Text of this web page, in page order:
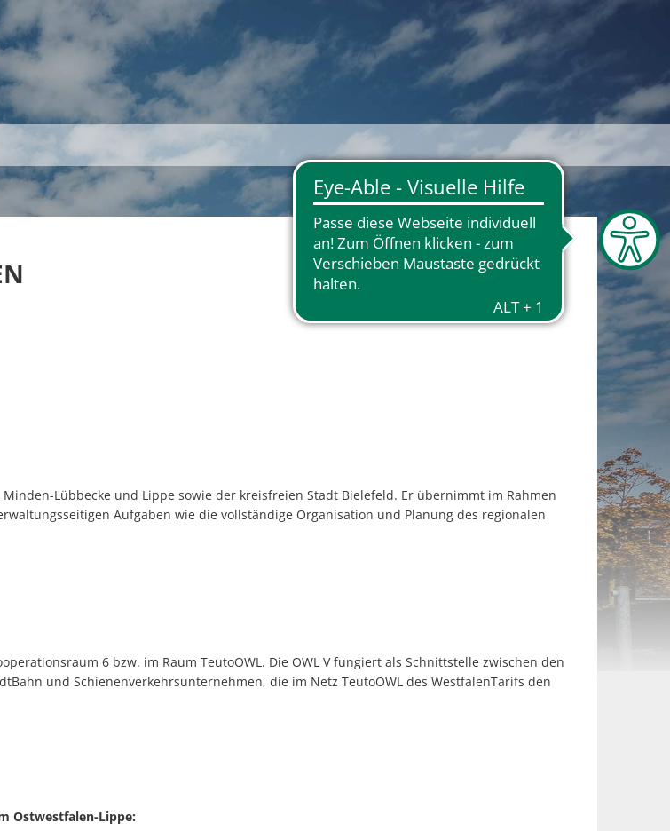
UNSER KREIS KARRIERE
Lübbecke und Lippe sowie der kreisfreien Stadt Bielefeld. Er übernimmt im Rahmen
Aufgaben wie die vollständige Organisation und Planung des regionalen
6 bzw. im Raum TeutoOWL. Die OWL V fungiert als Schnittstelle zwischen den
und Schienenverkehrsunternehmen, die im Netz TeutoOWL des WestfalenTarifs den
Ostwestfalen-Lippe: